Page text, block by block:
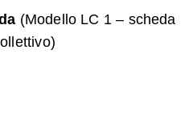
(Modello LC 1 – scheda